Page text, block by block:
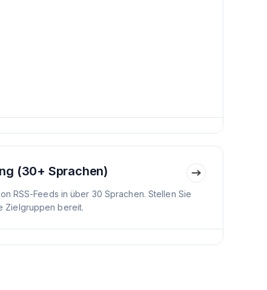
(30+ Sprachen)
RSS-Feeds in über 30 Sprachen. Stellen Sie
Zielgruppen bereit.